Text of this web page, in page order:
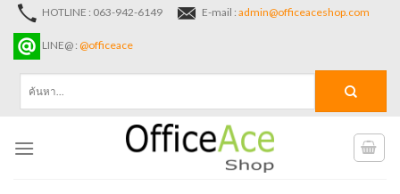
Skip
content
HOTLINE : 063-942-6149 E-mail : admin@officeaceshop.com
LINE@ : @officeace